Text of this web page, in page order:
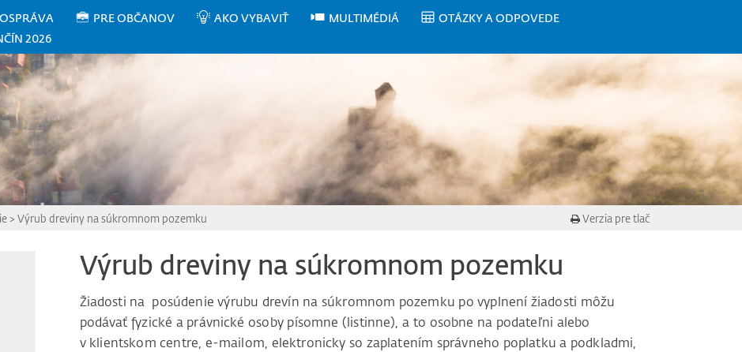
PRE OBČANOV AKO VYBAVIŤ MULTIMÉDIÁ
OTÁZKY A ODPOVEDE
2026
> Výrub dreviny na súkromnom pozemku Verzia pre tlač
Výrub dreviny na súkromnom pozemku
Žiadosti na posúdenie výrubu drevín na súkromnom pozemku po vyplnení žiadosti môžu
podávať fyzické a právnické osoby písomne (listinne), a to osobne na podateľni alebo
v klientskom centre, e-mailom, elektronicky so zaplatením správneho poplatku a podkladmi,